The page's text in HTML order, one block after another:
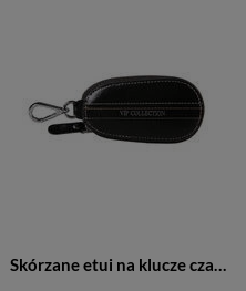
Skórzane etui na klucze czarne Vip Collection Palermo 10 BL